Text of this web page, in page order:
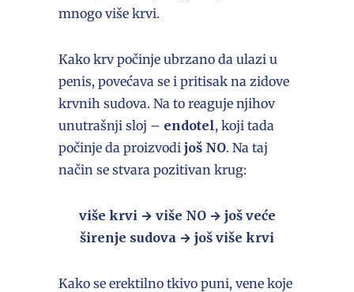
mnogo više krvi.
Kako krv počinje ubrzano da ulazi u
penis, povećava se i pritisak na zidove
krvnih sudova. Na to reaguje njihov
unutrašnji sloj – endotel, koji tada
počinje da proizvodi još NO. Na taj
način se stvara pozitivan krug:
više krvi → više NO → još veće
širenje sudova → još više krvi
Kako se erektilno tkivo puni, vene koje